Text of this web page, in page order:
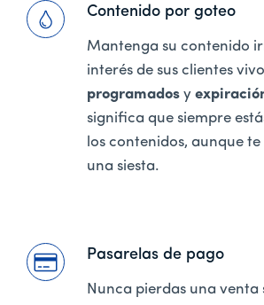
Contenido por goteo
Mantenga su contenido
interés de sus clientes
programados y
significa que siempre
los contenidos, aunque
una siesta.
Pasarelas de pago
Nunca pierdas una venta